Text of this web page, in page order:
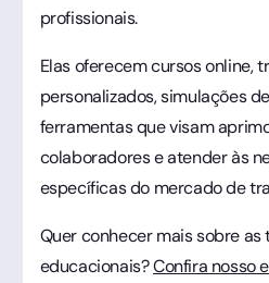
profissionais.
Elas oferecem cursos online,
personalizados, simulações
ferramentas que visam
colaboradores e atender às
específicas do mercado de
Quer conhecer mais sobre as
educacionais?Confira nosso